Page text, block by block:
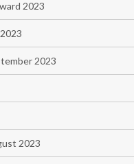
2023
2023
2023